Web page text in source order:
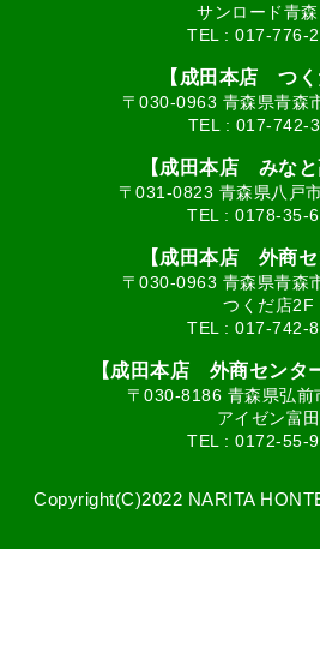
サンロード青
TEL : 017-776-
【成田本店 つく
〒030-0963 青森県青森
TEL : 017-742-
【成田本店 みなと
〒031-0823 青森県八戸
TEL : 0178-35-
【成田本店 外商セ
〒030-0963 青森県青森
つくだ店2F
TEL : 017-742-
【成田本店 外商センタ
〒030-8186 青森県弘前
アイゼン富田
TEL : 0172-55-
Copyright(C)2022 NARITA